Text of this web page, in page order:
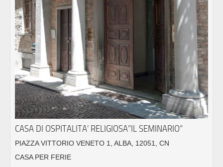
CASA DI OSPITALITA’ RELIGIOSA”IL SEMINARIO”
PIAZZA VITTORIO VENETO 1, ALBA, 12051, CN
CASA PER FERIE